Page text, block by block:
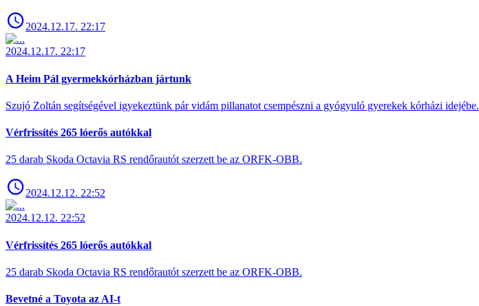
2024.12.17. 22:17
2024.12.17. 22:17
A Heim Pál gyermekkórházban jártunk
Szujó Zoltán segítségével igyekeztünk pár vidám pillanatot csempészni a gyógyuló gyerekek kórházi idejébe.
Vérfrissítés 265 lóerős autókkal
25 darab Skoda Octavia RS rendőrautót szerzett be az ORFK-OBB.
2024.12.12. 22:52
2024.12.12. 22:52
Vérfrissítés 265 lóerős autókkal
25 darab Skoda Octavia RS rendőrautót szerzett be az ORFK-OBB.
Bevetné a Toyota az AI-t